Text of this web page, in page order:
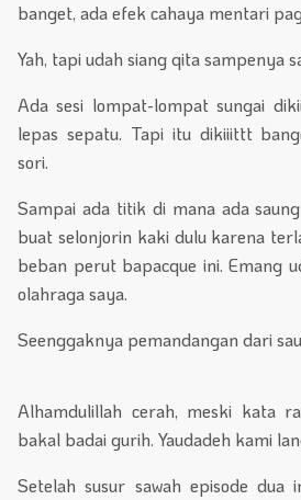
banget, ada efek cahaya mentari
Yah, tapi udah siang qita sampenya
Ada sesi lompat-lompat sungai
lepas sepatu. Tapi itu dikiiittt
sori.
Sampai ada titik di mana ada
buat selonjorin kaki dulu karena
beban perut bapacque ini. Emang
olahraga saya.
Seenggaknya pemandangan dari
Alhamdulillah cerah, meski kata
bakal badai gurih. Yaudadeh kami
Setelah susur sawah episode dua